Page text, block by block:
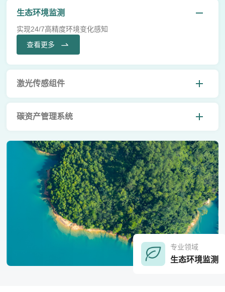
生态环境监测
实现24/7高精度环境变化感知
查看更多
激光传感组件
碳资产管理系统
专业领域
生态环境监测